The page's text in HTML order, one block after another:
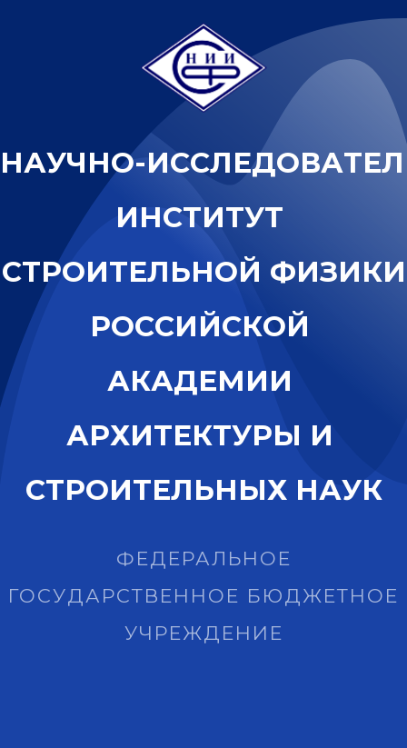
НАУЧНО-ИССЛЕДОВАТЕЛ
ИНСТИТУТ
СТРОИТЕЛЬНОЙ ФИЗИКИ
РОССИЙСКОЙ
АКАДЕМИИ
АРХИТЕКТУРЫ И
СТРОИТЕЛЬНЫХ НАУК
ФЕДЕРАЛЬНОЕ
ГОСУДАРСТВЕННОЕ БЮДЖЕТНОЕ
УЧРЕЖДЕНИЕ